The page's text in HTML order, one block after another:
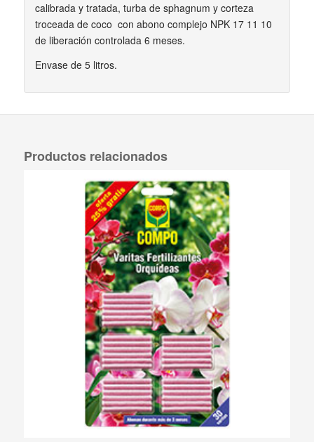
calibrada y tratada, turba de sphagnum y corteza
troceada de coco con abono complejo NPK 17 11 10
de liberación controlada 6 meses.
Envase de 5 litros.
Productos relacionados